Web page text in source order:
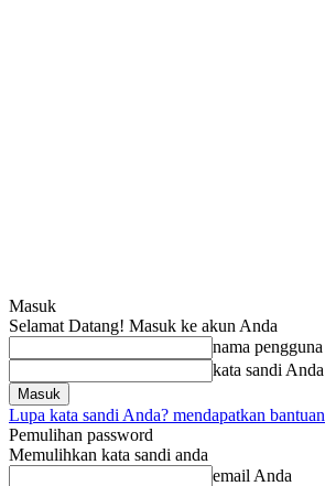
Masuk
Selamat Datang! Masuk ke akun Anda
nama pengguna
kata sandi Anda
Lupa kata sandi Anda? mendapatkan bantuan
Pemulihan password
Memulihkan kata sandi anda
email Anda